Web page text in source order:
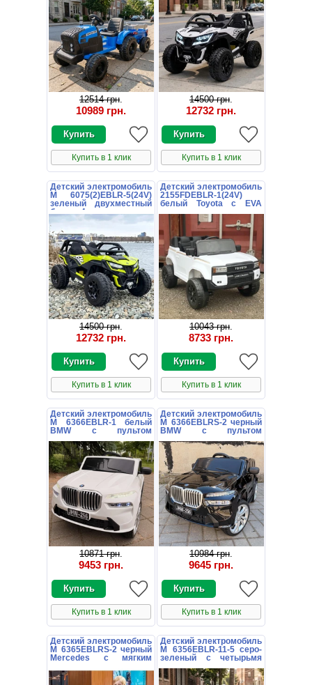
12514 грн.
10989 грн.
Купить в 1 клик
14500 грн.
12732 грн.
Купить в 1 клик
Детский электромобиль
M 6075(2)EBLR-5(24V)
зеленый двухместный
багги с 4 моторами
14500 грн.
12732 грн.
Купить в 1 клик
Детский электромобиль
2155FDEBLR-1(24V)
белый Toyota с EVA
колесами
10043 грн.
8733 грн.
Купить в 1 клик
Детский электромобиль
M 6366EBLR-1 белый
BMW с пультом
управления
10871 грн.
9453 грн.
Купить в 1 клик
Детский электромобиль
M 6366EBLRS-2 черный
BMW с пультом
управления
10984 грн.
9645 грн.
Купить в 1 клик
Детский электромобиль
M 6365EBLRS-2 черный
Mercedes с мягким
Детский электромобиль
M 6356EBLR-11-5 серо-
зеленый с четырьмя
моторами